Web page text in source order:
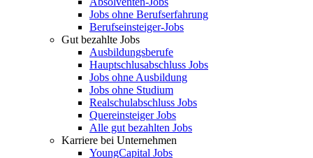
Jobs ohne Berufserfahrung
Berufseinsteiger-Jobs
Gut bezahlte Jobs
Ausbildungsberufe
Hauptschlusabschluss Jobs
Jobs ohne Ausbildung
Jobs ohne Studium
Realschulabschluss Jobs
Quereinsteiger Jobs
Alle gut bezahlten Jobs
Karriere bei Unternehmen
YoungCapital Jobs